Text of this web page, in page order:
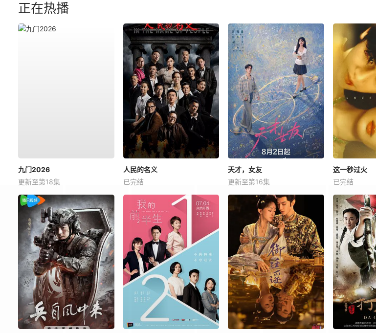
正在热播
九门2026
更新至第18集
人民的名义
已完结
天才，女友
更新至第16集
这一秒过火
已完结